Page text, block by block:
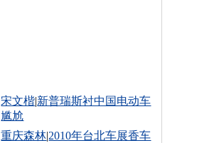
宋文楷|新普瑞斯衬中国电动车
尴尬
重庆森林|2010年台北车展香车